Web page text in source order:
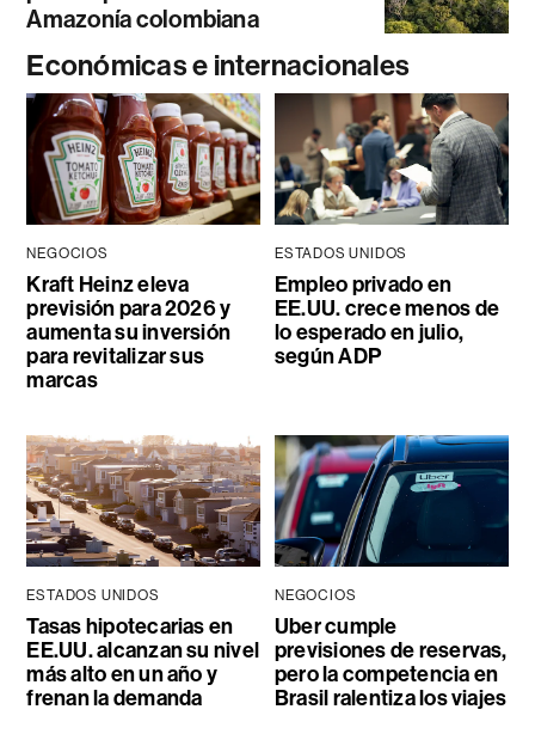
Amazonía colombiana
Económicas e internacionales
NEGOCIOS
Kraft Heinz eleva
previsión para 2026 y
aumenta su inversión
para revitalizar sus
marcas
ESTADOS UNIDOS
Empleo privado en
EE.UU. crece menos de
lo esperado en julio,
según ADP
ESTADOS UNIDOS
Tasas hipotecarias en
EE.UU. alcanzan su nivel
más alto en un año y
frenan la demanda
NEGOCIOS
Uber cumple
previsiones de reservas,
pero la competencia en
Brasil ralentiza los viajes